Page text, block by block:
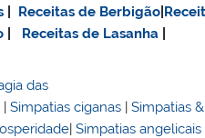
Receitas de Berbigão
Receitas de Lasanha
das
|Simpatias ciganas |Simpatias
|Simpatias angelicais